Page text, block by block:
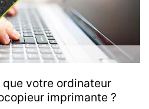
votre ordinateur
imprimante ?